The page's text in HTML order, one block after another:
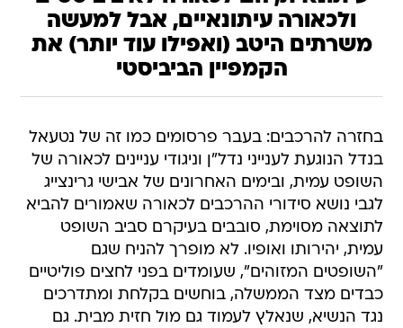
ולכאורה עיתונאיים, אבל למעשה
משרתים היטב (ואפילו עוד יותר) את
הקמפיין הביביסטי
בחזרה להרכבים: בעבר פרסומים כמו זה של נטעאל
בנדל הנוגעת לענייני נדל"ן וניגודי עניינים לכאורה של
השופט עמית, ובימים האחרונים של אבישי גרינצייג
לגבי נושא סידורי ההרכבים לכאורה שאמורים להביא
לתוצאה מסוימת, סובבים בעיקרם סביב השופט
עמית, יהירותו ואופיו. לא מופרך להניח שגם
"השופטים המזוהים", שעומדים בפני לחצים פוליטיים
כבדים מצד הממשלה, בוחשים בקלחת ומתדרכים
נגד הנשיא, שנאלץ לעמוד גם מול חזית מבית. גם